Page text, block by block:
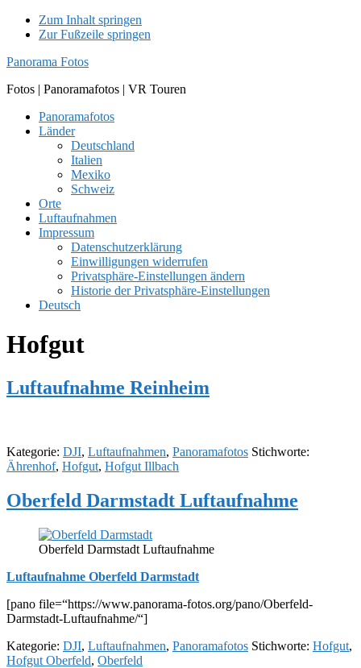
Zum Inhalt springen
Zur Fußzeile springen
Panorama Fotos
Fotos | Panoramafotos | VR Touren
Panoramafotos
Länder
Deutschland
Italien
Mexiko
Schweiz
Orte
Luftaufnahmen
Impressum
Datenschutzerklärung
Einwilligungen widerrufen
Privatsphäre-Einstellungen ändern
Historie der Privatsphäre-Einstellungen
Deutsch
Hofgut
Luftaufnahme Reinheim
Kategorie: DJI, Luftaufnahmen, Panoramafotos Stichworte:
Ährenhof, Hofgut, Hofgut Illbach
Oberfeld Darmstadt Luftaufnahme
Oberfeld Darmstadt Luftaufnahme
Luftaufnahme Oberfeld Darmstadt
[pano file=“https://www.panorama-fotos.org/pano/Oberfeld-
Darmstadt-Luftaufnahme/“]
Kategorie: DJI, Luftaufnahmen, Panoramafotos Stichworte: Hofgut,
Hofgut Oberfeld, Oberfeld